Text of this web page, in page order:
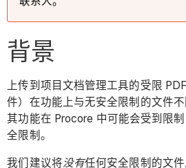
背景
上传到项目文档管理工具的受限
件）在功能上与无安全限制的文件不
其功能在 Procore 中可能会受到限
全限制。
我们建议将没有任何安全限制的文件